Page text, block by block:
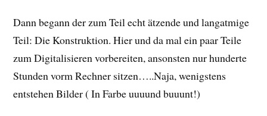
Dann begann der zum Teil echt ätzende und langatmige
Teil: Die Konstruktion. Hier und da mal ein paar Teile
zum Digitalisieren vorbereiten, ansonsten nur hunderte
Stunden vorm Rechner sitzen…..Naja, wenigstens
entstehen Bilder ( In Farbe uuuund buuunt!)